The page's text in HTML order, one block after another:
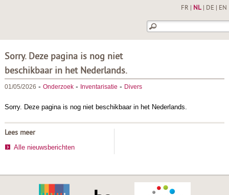
FR NL| DE EN
Sorry. Deze pagina is nog niet
beschikbaar in het Nederlands.
01/05/2026 - Onderzoek- Inventarisatie - Divers
Sorry. Deze pagina is nog niet beschikbaar in het Nederlands.
Lees meer
Alle nieuwsberichten